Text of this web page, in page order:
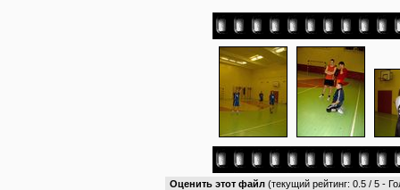
Оценить этот файл (текущий рейтинг: 0.5 / 5 -